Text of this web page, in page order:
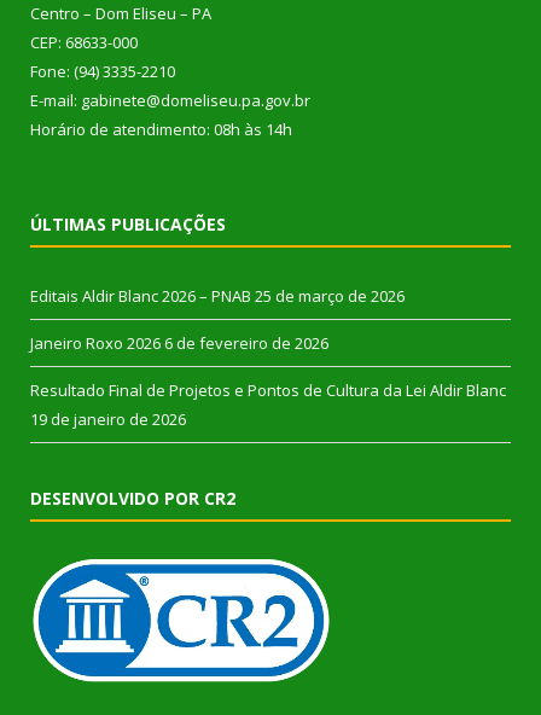
Centro – Dom Eliseu – PA
CEP: 68633-000
Fone: (94) 3335-2210
E-mail: gabinete@domeliseu.pa.gov.br
Horário de atendimento: 08h às 14h
ÚLTIMAS PUBLICAÇÕES
Editais Aldir Blanc 2026 – PNAB 25 de março de 2026
Janeiro Roxo 2026 6 de fevereiro de 2026
Resultado Final de Projetos e Pontos de Cultura da Lei Aldir Blanc
19 de janeiro de 2026
DESENVOLVIDO POR CR2